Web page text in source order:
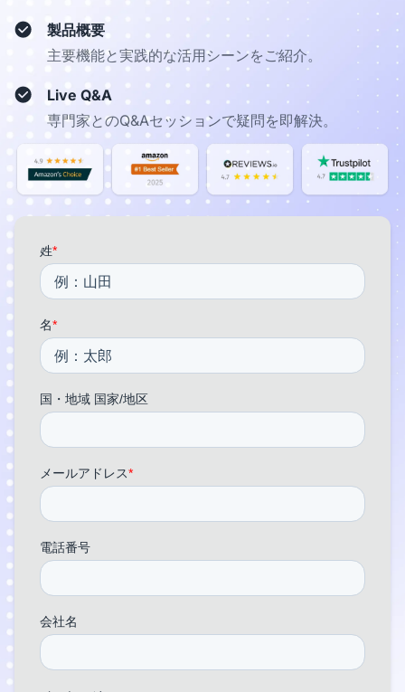
製品概要
主要機能と実践的な活用シーンをご紹介。
Live Q&A
専門家とのQ&Aセッションで疑問を即解決。